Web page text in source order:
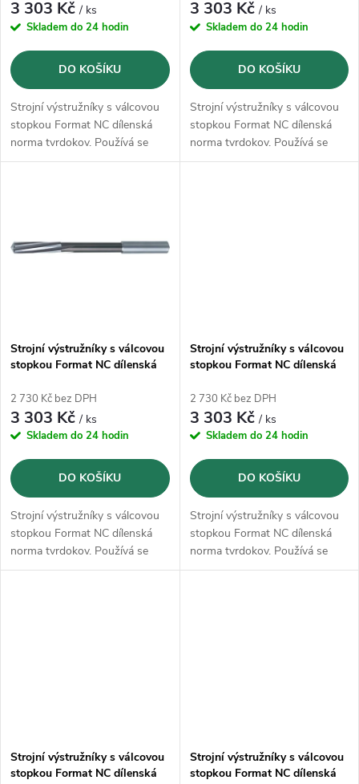
o
d
u
k
ů
r
o
d
u
k
ů
3 303 Kč/ ks
Skladem do 24 hodin
DO KOŠÍKU
Strojní výstružníky s válcovou
stopkou Format NC dílenská
norma tvrdokov. Používá se
především na vysoce legované
3 303 Kč/ ks
Skladem do 24 hodin
DO KOŠÍKU
Strojní výstružníky s válcovou
stopkou Format NC dílenská
norma tvrdokov. Používá se
především na vysoce legované
Strojní výstružníky s válcovou
stopkou Format NC dílenská
2 730 Kč bez DPH
3 303 Kč/ ks
Skladem do 24 hodin
DO KOŠÍKU
Strojní výstružníky s válcovou
stopkou Format NC dílenská
norma tvrdokov. Používá se
především na vysoce legované
Strojní výstružníky s válcovou
stopkou Format NC dílenská
2 730 Kč bez DPH
3 303 Kč/ ks
Skladem do 24 hodin
DO KOŠÍKU
Strojní výstružníky s válcovou
stopkou Format NC dílenská
norma tvrdokov. Používá se
především na vysoce legované
Strojní výstružníky s válcovou
stopkou Format NC dílenská
Strojní výstružníky s válcovou
stopkou Format NC dílenská